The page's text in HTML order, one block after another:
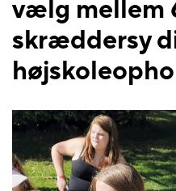
vælg mellem
skræddersy